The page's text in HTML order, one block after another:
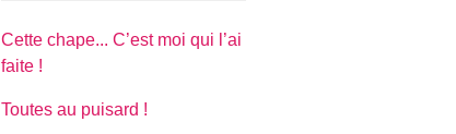
Cette chape... C’est moi qui l’ai
faite !
Toutes au puisard !